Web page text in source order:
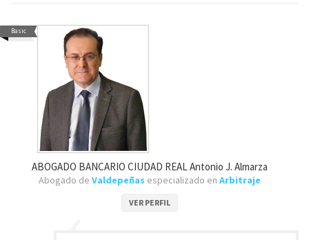
Basic
ABOGADO BANCARIO CIUDAD REAL Antonio J. Almarza
Abogado de Valdepeñas especializado en Arbitraje
VER PERFIL